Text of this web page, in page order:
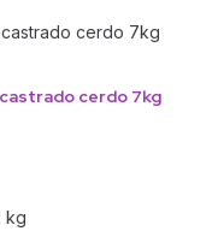
cerdo 7kg